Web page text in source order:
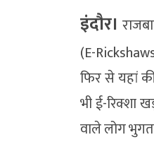
इंदौर।
(E-
फिर से यहां
भी ई-रिक्शा
वाले लोग भुगत